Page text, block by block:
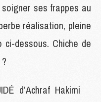
ses frappes au
réalisation, pleine
ci-dessous. Chiche de
d’Achraf Hakimi